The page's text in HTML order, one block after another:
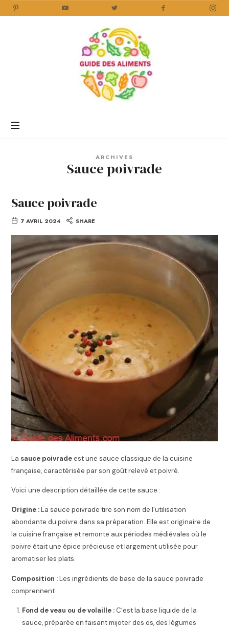
Aliments
ARCHIVES
Sauce poivrade
Sauce poivrade
7 AVRIL 2024 SHARE
La sauce poivradeest une sauce classique de la cuisine
française, caractérisée par son goût relevé et poivré.
Voici une description détaillée de cette sauce :
Origine :La sauce poivrade tire son nom de l’utilisation
abondante du poivre dans sa préparation. Elle est originaire de
la cuisine française et remonte aux périodes médiévales où le
poivre était une épice précieuse et largement utilisée pour
aromatiser les plats.
Composition :Les ingrédients de base de la sauce poivrade
comprennent :
Fond de veau ou de volaille : C’est la base liquide de la
sauce, préparée en faisant mijoter des os, des légumes